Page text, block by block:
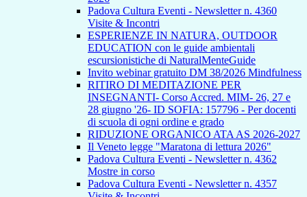
Padova Cultura Eventi - Newsletter n. 4360
Visite & Incontri
ESPERIENZE IN NATURA, OUTDOOR
EDUCATION con le guide ambientali
escursionistiche di NaturalMenteGuide
Invito webinar gratuito DM 38/2026 Mindfulness
RITIRO DI MEDITAZIONE PER
INSEGNANTI- Corso Accred. MIM- 26, 27 e
28 giugno '26- ID SOFIA: 157796 - Per docenti
di scuola di ogni ordine e grado
RIDUZIONE ORGANICO ATA AS 2026-2027
Il Veneto legge "Maratona di lettura 2026"
Padova Cultura Eventi - Newsletter n. 4362
Mostre in corso
Padova Cultura Eventi - Newsletter n. 4357